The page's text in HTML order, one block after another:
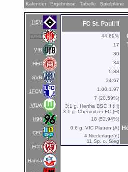
Kalender Ergebnisse Tabelle Spielpläne
HSV
FCST
VfB
HFC
SVB
1FCM
VfLW
H96
CFC
FCO
Hansa
FC St. Pauli II
44,69%
17
30
34
0.88
34:67
1.00:1.97
7 (20,59%)
3:1 g. Hertha BSC II (H)
3:1 g. Chemnitzer FC (H)
18 (52,94%)
0:6 g. VfC Plauen (A)
4 Niederlage(n)
11 Sp. o. Sieg